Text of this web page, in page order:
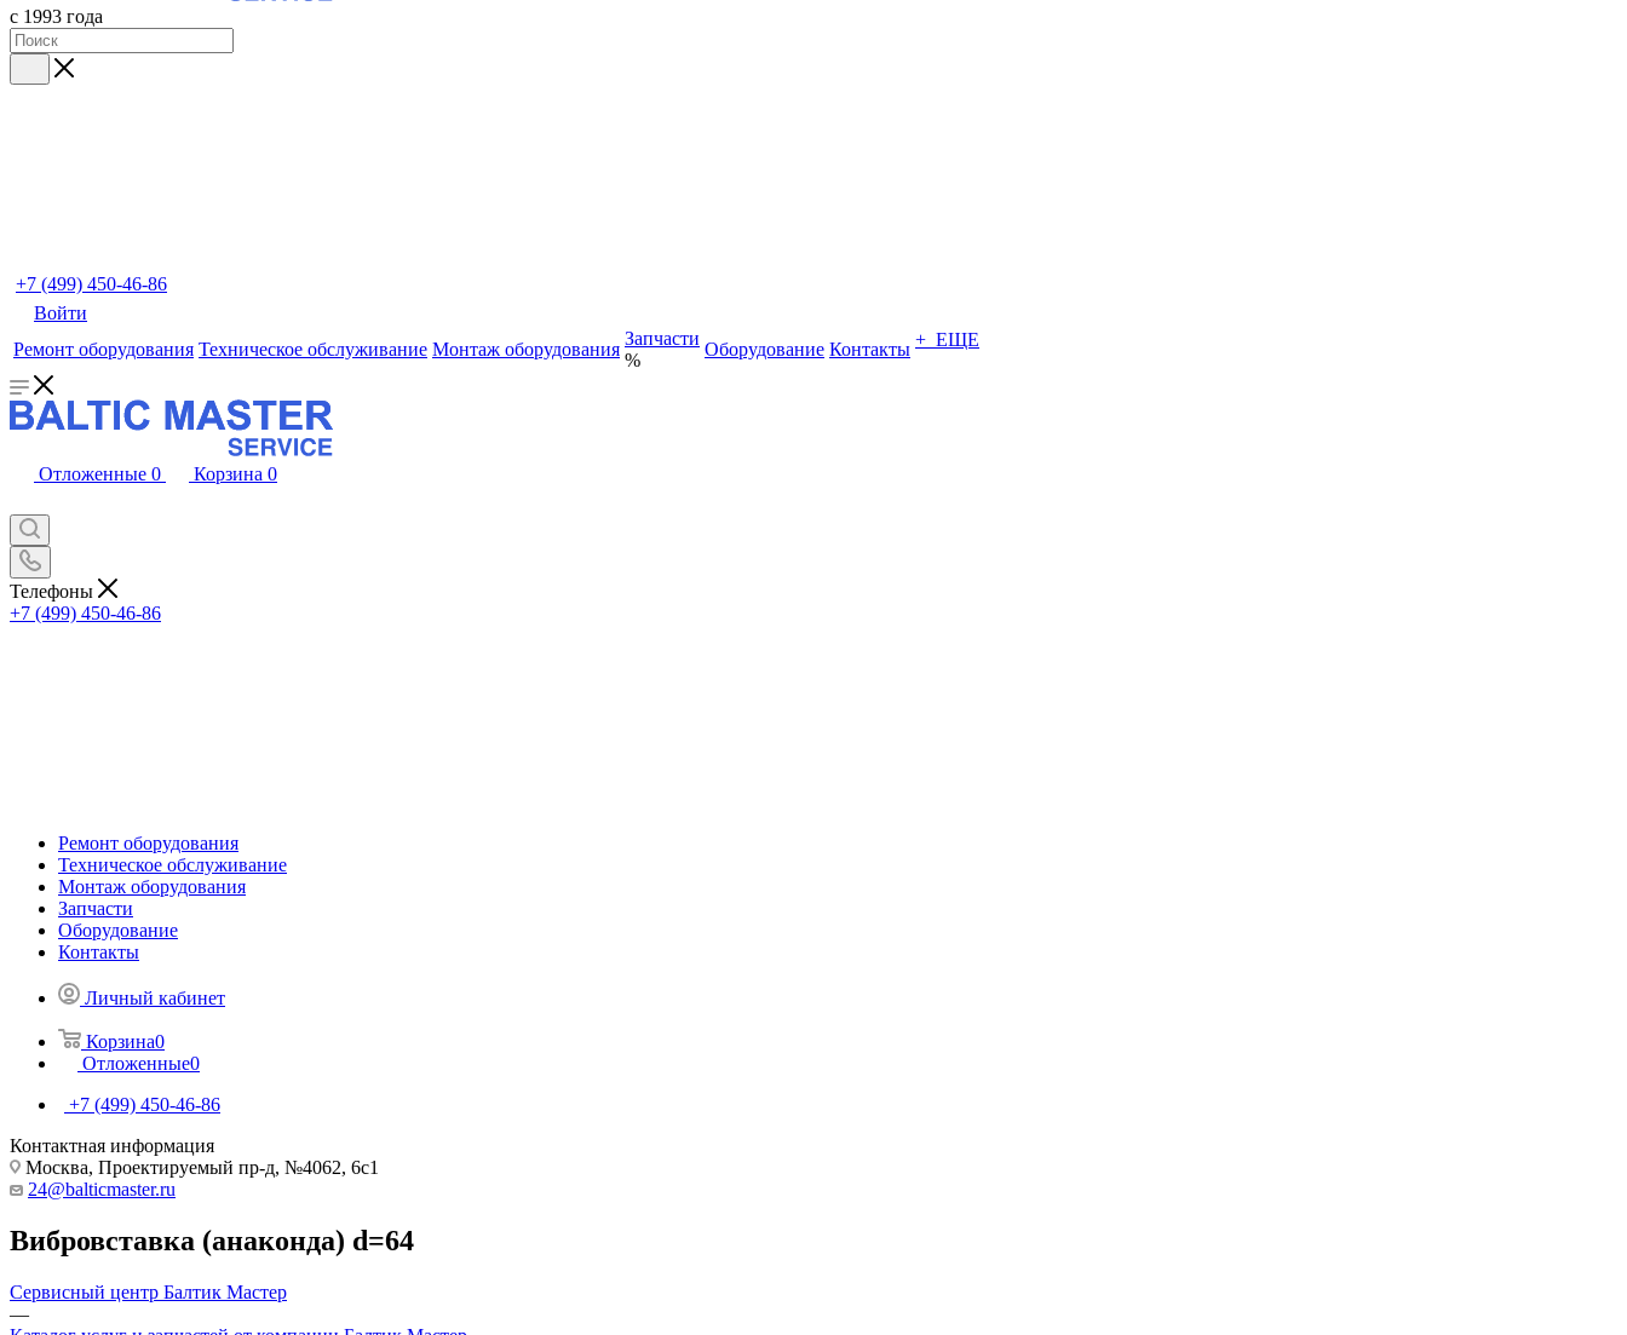
с 1993 года
+7 (499) 450-46-86
Войти
Ремонт оборудования Техническое обслуживание Монтаж оборудования
Запчасти
%
Оборудование Контакты + ЕЩЕ
Отложенные 0 Корзина 0
Телефоны
+7 (499) 450-46-86
Ремонт оборудования
Техническое обслуживание
Монтаж оборудования
Запчасти
Оборудование
Контакты
Личный кабинет
Корзина0
Отложенные0
+7 (499) 450-46-86
Контактная информация
Москва, Проектируемый пр-д, №4062, 6с1
24@balticmaster.ru
Вибровставка (анаконда) d=64
Сервисный центр Балтик Мастер
—